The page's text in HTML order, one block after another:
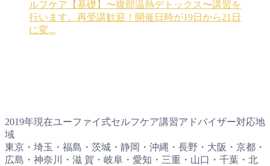
ルフケア【基礎】〜腹部温熱デトックス〜講習を
行います。再受講歓迎！開催日時が19日から21日
に変...
2019年現在ユーファイ式セルフケア講習アドバイザー対応地
域
東京・埼玉・福島・茨城・静岡・沖縄・長野・大阪・京都・
広島・神奈川・滋 賀・岐阜・愛知・三重・山口・千葉・北